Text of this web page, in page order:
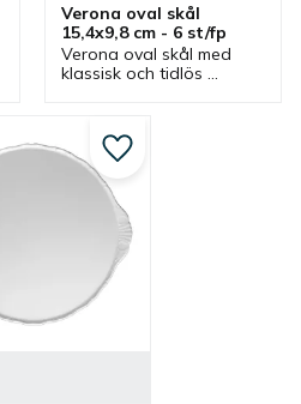
Verona oval skål
15,4x9,8 cm - 6 st/fp
Verona oval skål med
klassisk och tidlös
även ett bra
serveringsfat i flera olika
miljöer. Lägg till i favoriter